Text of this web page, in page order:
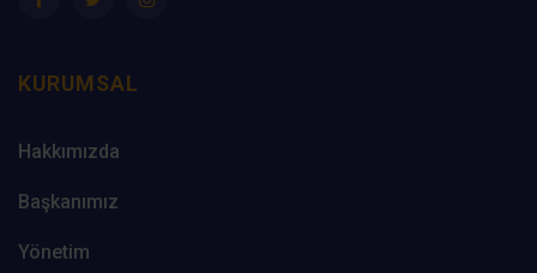
KURUMSAL
Hakkımızda
Başkanımız
Yönetim